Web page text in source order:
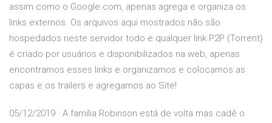
assim como o Google.com, apenas agrega e organiza os
links externos. Os arquivos aqui mostrados não são
hospedados neste servidor todo e qualquer link P2P (Torrent)
é criado por usuários e disponibilizados na web, apenas
encontramos esses links e organizamos e colocamos as
capas e os trailers e agregamos ao Site!
05/12/2019 · A família Robinson está de volta mas cadê o